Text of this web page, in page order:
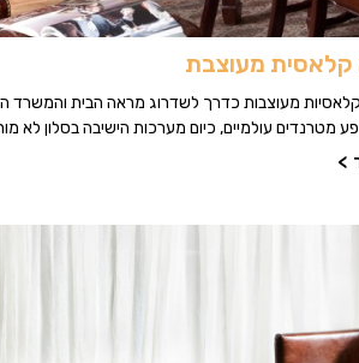
קלאסית מעוצבת
מעוצבות כדרך לשדרוג מראה הבית והמשרד
מטרנדים עולמיים, כיום מערכות הישיבה בסלון לא
>